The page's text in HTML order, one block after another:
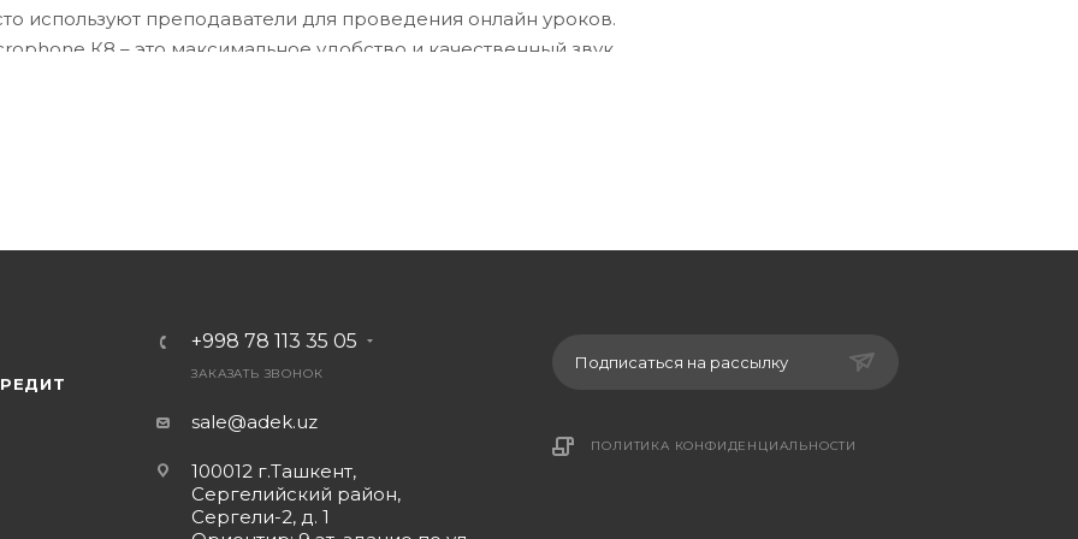
используют преподаватели для проведения онлайн уроков.
К8 – это максимальное удобство и качественный звук.
телефон – будет мигать индикатор;
+998 78 113 35 05
ЗАКАЗАТЬ ЗВОНОК
sale@adek.uz
100012 г.Ташкент,
Сергелийский район,
Сергели-2, д. 1
Подписаться на рассылку
ПОЛИТИКА КОНФИДЕНЦИАЛЬНОСТИ